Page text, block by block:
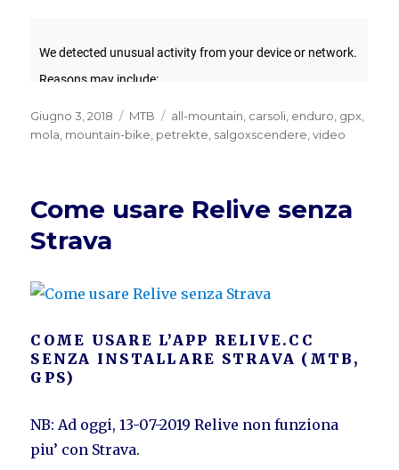
Pubblicato
il
Giugno 3, 2018 Categorie
MTB Tag
all-mountain carsoli enduro gpx
mola mountain-bike petrekte salgoxscendere ,video
Come usare Relive senza
Strava
COME USARE L’APP RELIVE.CC
SENZA INSTALLARE STRAVA (MTB,
GPS)
NB: Ad oggi, 13-07-2019 Relive non funziona
piu’ con Strava.